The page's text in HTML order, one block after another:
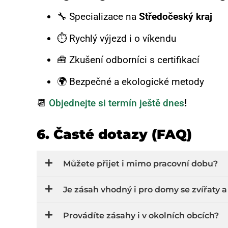
🔧 Specializace na Středočeský kraj
⏱ Rychlý výjezd i o víkendu
🧰 Zkušení odborníci s certifikací
🌍 Bezpečné a ekologické metody
📆 Objednejte si termín ještě dnes!
6. Časté dotazy (FAQ)
Můžete přijet i mimo pracovní dobu?
Je zásah vhodný i pro domy se zvířaty
Provádíte zásahy i v okolních obcích?